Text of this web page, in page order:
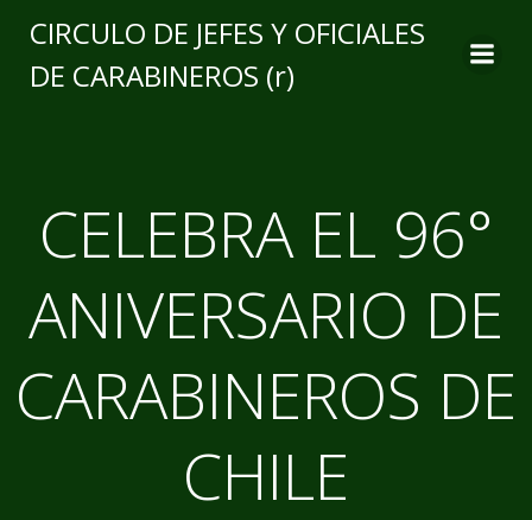
CIRCULO DE JEFES Y OFICIALES
DE CARABINEROS (r)
CELEBRA EL 96°
ANIVERSARIO DE
CARABINEROS DE
CHILE